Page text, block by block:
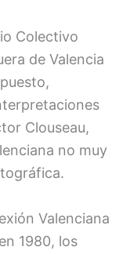
Colectivo
de Valencia
Clouseau,
no muy
Valenciana
1980, los